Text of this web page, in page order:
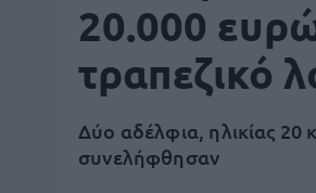
20.000
τραπεζικό
Δύο αδέλφια, ηλικίας 20
συνελήφθησαν